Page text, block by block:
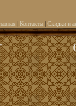
Контакты Скидки и